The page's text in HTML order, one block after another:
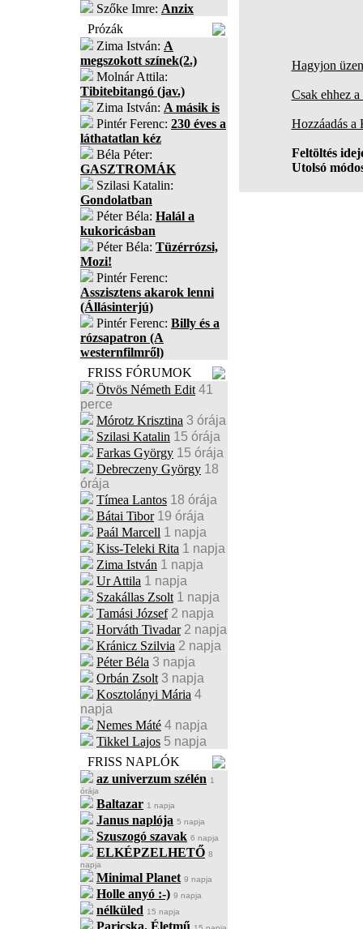
Szőke Imre: Anzix
Prózák
Zima István: A
megszokott színek(2.)
Molnár Attila:
Tibitebitangó (jav.)
Zima István: A másik is
Pintér Ferenc: 230 éves a
láthatatlan kéz
Béla Péter:
GASZTROMÁK
Szilasi Katalin:
Gondolatban
Péter Béla: Halál a
kukoricásban
Péter Béla: Tüzérrózsi,
Mozi!
Pintér Ferenc:
Asszisztens akarok lenni
(Állásinterjú)
Pintér Ferenc: Billy és a
rózsapatron (A
westernfilmről)
FRISS FÓRUMOK
Ötvös Németh Edit 41
perce
Mórotz Krisztina 3 órája
Szilasi Katalin 15 órája
Farkas György 15 órája
Debreczeny György 18
órája
Tímea Lantos 18 órája
Bátai Tibor 19 órája
Paál Marcell 1 napja
Kiss-Teleki Rita 1 napja
Zima István 1 napja
Ur Attila 1 napja
Szakállas Zsolt 1 napja
Tamási József 2 napja
Horváth Tivadar 2 napja
Kránicz Szilvia 2 napja
Péter Béla 3 napja
Orbán Zsolt 3 napja
Kosztolányi Mária 4
napja
Nemes Máté 4 napja
Tikkel Lajos 5 napja
FRISS NAPLÓK
az univerzum szélén 1
órája
Baltazar 1 napja
Janus naplója 5 napja
Szuszogó szavak 6 napja
ELKÉPZELHETŐ 8
napja
Minimal Planet 9 napja
Holle anyó :-) 9 napja
nélküled 15 napja
Paricska. Életmű
Hagyjon
Csak ehhez
Hozzáadás
Feltöltés
Utolsó